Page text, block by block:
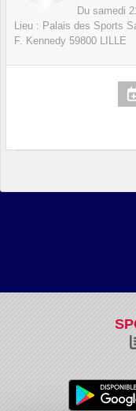
Du samedi
Lieu : Palais des Sports
F. Kennedy 59800 LILLE